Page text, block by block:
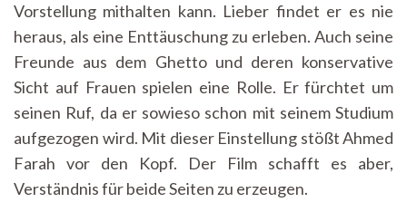
Vorstellung mithalten kann. Lieber findet er es nie
heraus, als eine Enttäuschung zu erleben. Auch seine
Freunde aus dem Ghetto und deren konservative
Sicht auf Frauen spielen eine Rolle. Er fürchtet um
seinen Ruf, da er sowieso schon mit seinem Studium
aufgezogen wird. Mit dieser Einstellung stößt Ahmed
Farah vor den Kopf. Der Film schafft es aber,
Verständnis für beide Seiten zu erzeugen.